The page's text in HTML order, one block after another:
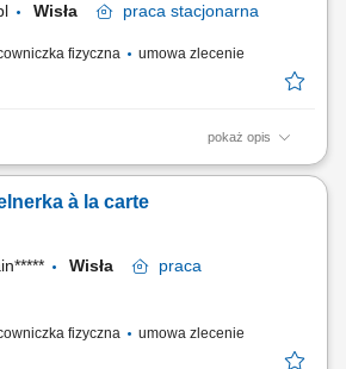
Wisła praca stacjonarna
fizyczna umowa zlecenie
pokaż opis
w restauracji à la carte oraz lobby barze;
w strefie gastronomicznej; Współpraca
barmańskim; Wsparcie przy organizacji
à la carte
Wisła
praca
fizyczna umowa zlecenie